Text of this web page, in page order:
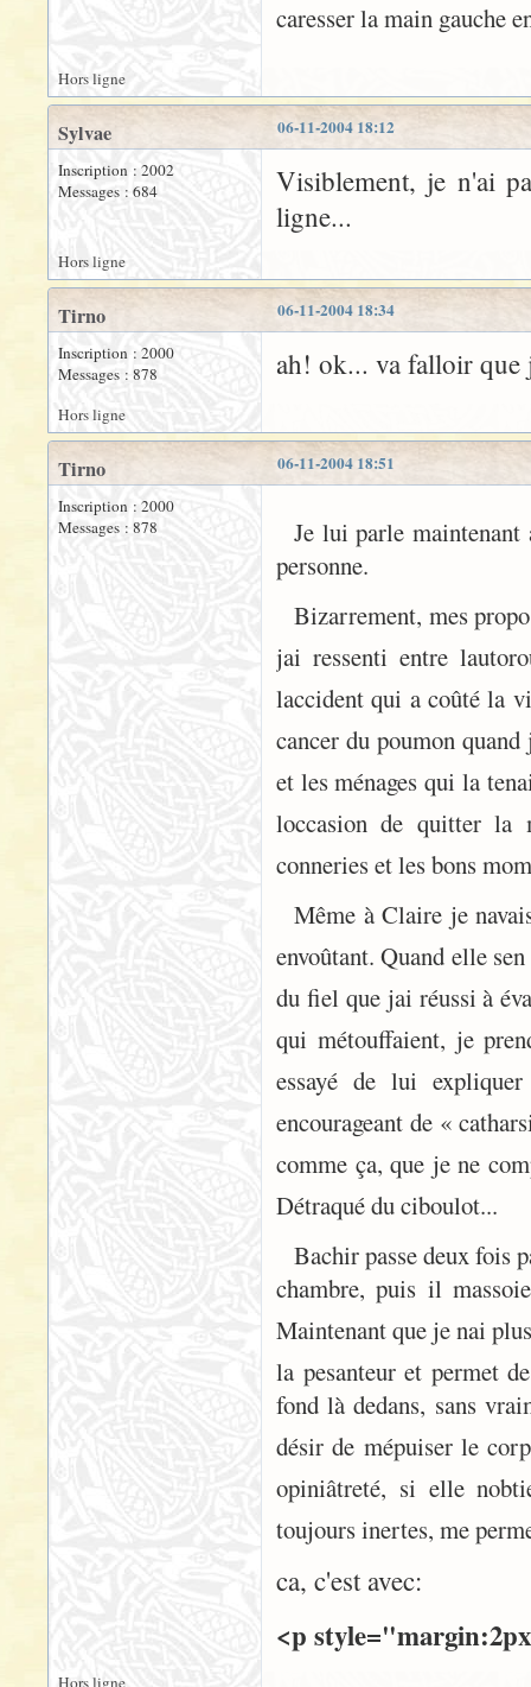
caresser la main gauche
Hors ligne
06-11-2004 18:12
Sylvae
Inscription : 2002
Messages : 684
Visiblement, je n'ai
ligne...
Hors ligne
06-11-2004 18:34
Tirno
Inscription : 2000
Messages : 878
ah! ok... va falloir que
Hors ligne
06-11-2004 18:51
Tirno
Inscription : 2000
Messages : 878
Je lui parle maintenant
personne.
Bizarrement, mes
jai ressenti entre
laccident qui a coûté la
cancer du poumon
et les ménages qui la
loccasion de quitter
conneries et les bons
Même à Claire je
envoûtant. Quand elle
du fiel que jai réussi à
qui métouffaient, je
essayé de lui
encourageant de «
comme ça, que je ne
Détraqué du ciboulot...
Bachir passe deux fois
chambre, puis il
Maintenant que je nai
la pesanteur et permet
fond là dedans, sans
désir de mépuiser le
opiniâtreté, si elle
toujours inertes, me
ca, c'est avec:
<p
Hors ligne